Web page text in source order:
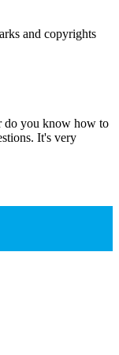
and copyrights
do you know how to
It's very